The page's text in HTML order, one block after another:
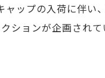
ップの入荷に伴い
ションが企画されて